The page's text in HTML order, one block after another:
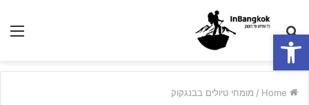
פתח סרגל נגישות
Search
for
/ מומחי טיולים בבנגקוק